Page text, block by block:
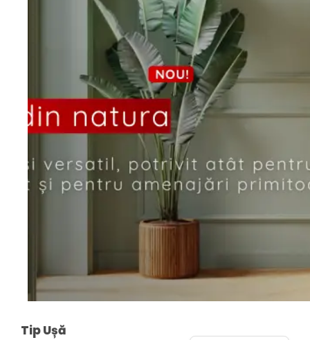
IMPERIAL
Porta
ORNATO
GLASS
Porta
LUMIA
HIDE
Tip Ușă